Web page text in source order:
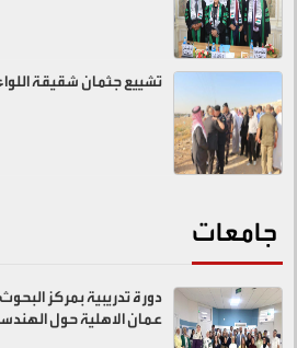
تشييع جثمان شقيقة
جامعات
دورة تدريبية بمركز
عمان الاهلية حول